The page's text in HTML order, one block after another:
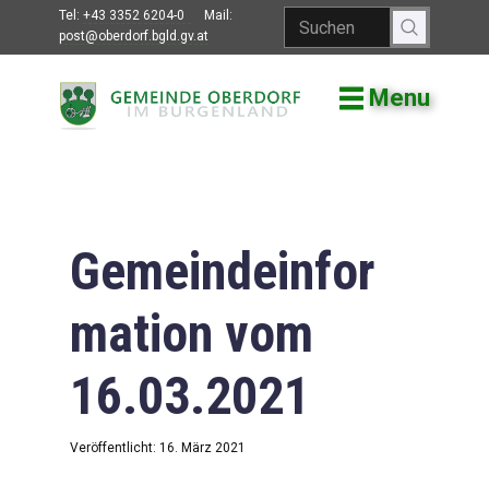
Tel: +43 3352 6204-0
Mail:
post@oberdorf.bgld.gv.at
Menu
Willkommen
Gemeindeamt
Gemeinderat
Bildung
Vereine
Gemeindeinfor
mation vom
16.03.2021
Veröffentlicht: 16. März 2021